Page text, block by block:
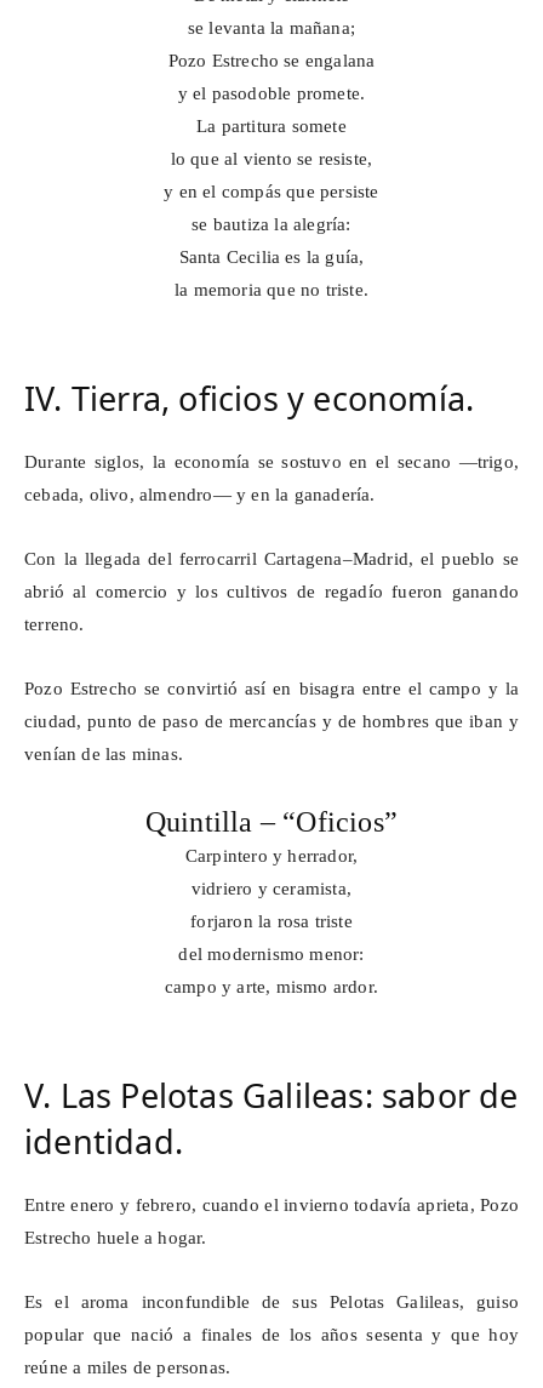
se levanta la mañana;
Pozo Estrecho se engalana
y el pasodoble promete.
La partitura somete
lo que al viento se resiste,
y en el compás que persiste
se bautiza la alegría:
Santa Cecilia es la guía,
la memoria que no triste.
IV. Tierra, oficios y economía.
Durante siglos, la economía se sostuvo en el secano —trigo,
cebada, olivo, almendro— y en la ganadería.
Con la llegada del ferrocarril Cartagena–Madrid, el pueblo se
abrió al comercio y los cultivos de regadío fueron ganando
terreno.
Pozo Estrecho se convirtió así en bisagra entre el campo y la
ciudad, punto de paso de mercancías y de hombres que iban y
venían de las minas.
Quintilla – “Oficios”
Carpintero y herrador,
vidriero y ceramista,
forjaron la rosa triste
del modernismo menor:
campo y arte, mismo ardor.
V. Las Pelotas Galileas: sabor de
identidad.
Entre enero y febrero, cuando el invierno todavía aprieta, Pozo
Estrecho huele a hogar.
Es el aroma inconfundible de sus Pelotas Galileas, guiso
popular que nació a finales de los años sesenta y que hoy
reúne a miles de personas.